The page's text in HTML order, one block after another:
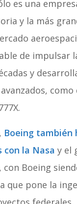
es una
y la más
de impulsar
y
como
Boeing también
la Nasa y el
con Boeing
que pone la